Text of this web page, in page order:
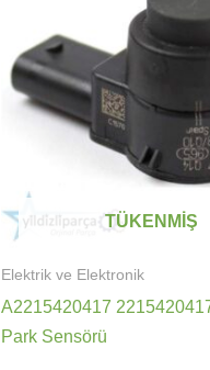
TÜKENMIŞ
Elektrik ve Elektronik
A2215420417
Park Sensörü